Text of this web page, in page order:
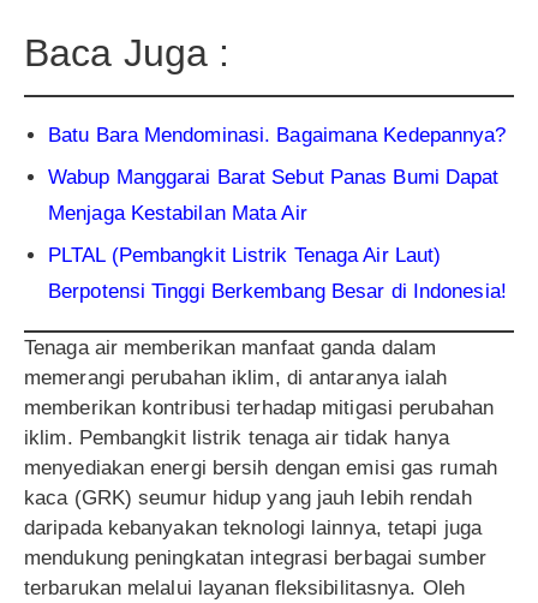
Baca Juga :
Batu Bara Mendominasi. Bagaimana Kedepannya?
Wabup Manggarai Barat Sebut Panas Bumi Dapat
Menjaga Kestabilan Mata Air
PLTAL (Pembangkit Listrik Tenaga Air Laut)
Berpotensi Tinggi Berkembang Besar di Indonesia!
Tenaga air memberikan manfaat ganda dalam
memerangi perubahan iklim, di antaranya ialah
memberikan kontribusi terhadap mitigasi perubahan
iklim. Pembangkit listrik tenaga air tidak hanya
menyediakan energi bersih dengan emisi gas rumah
kaca (GRK) seumur hidup yang jauh lebih rendah
daripada kebanyakan teknologi lainnya, tetapi juga
mendukung peningkatan integrasi berbagai sumber
terbarukan melalui layanan fleksibilitasnya. Oleh